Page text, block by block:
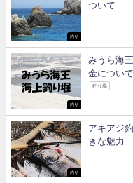
釣り
ついて
釣り
みうら海
金について
釣り場
釣り
アキアジ
きな魅力